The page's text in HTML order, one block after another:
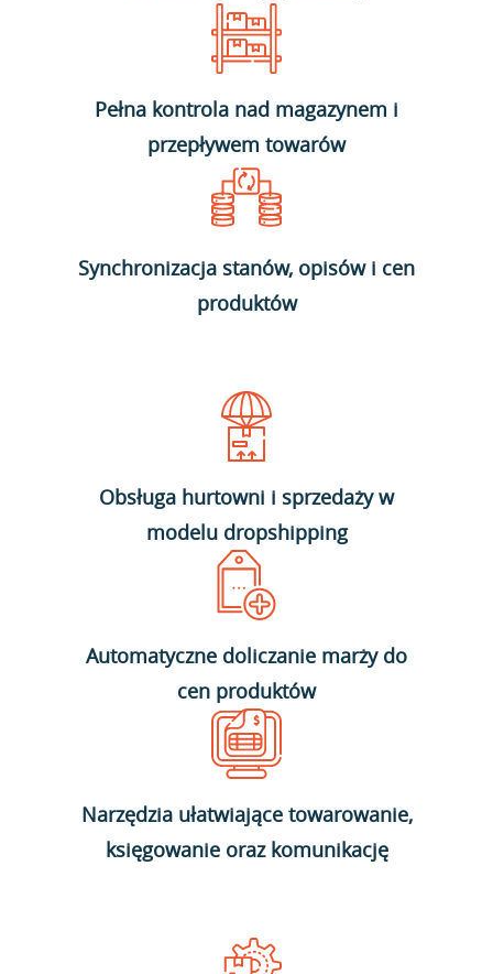
Pełna kontrola nad magazynem i
przepływem towarów
Synchronizacja stanów, opisów i cen
produktów
Obsługa hurtowni i sprzedaży w
modelu dropshipping
Automatyczne doliczanie marży do
cen produktów
Narzędzia ułatwiające towarowanie,
księgowanie oraz komunikację